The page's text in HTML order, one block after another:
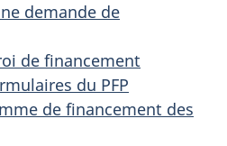
demande de
de financement
du PFP
de financement des